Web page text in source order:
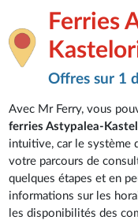
Ferries
Offres sur 1
Avec Mr Ferry, vous
ferries Astypalea-
intuitive, car le système
votre parcours de
quelques étapes et en
informations sur les
les disponibilités des